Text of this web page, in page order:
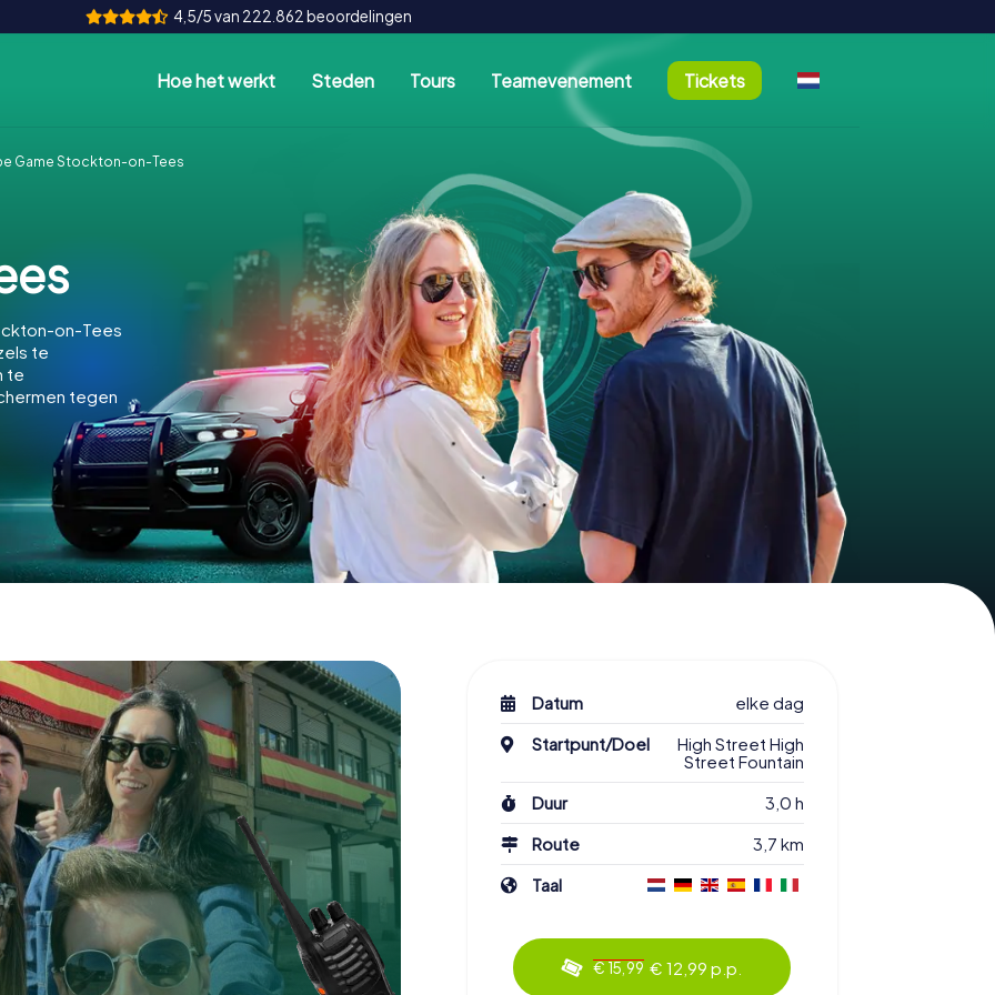
4,5/5 van 222.862 beoordelingen
Hoe het werkt Steden Tours Teamevenement Tickets
Game Stockton-on-Tees
on-Tees
te
te
tegen
Datum
elke dag
Startpunt/Doel
High Street High
Street Fountain
Duur
3,0 h
Route
3,7 km
Taal
€ 15,99 € 12,99 p.p.